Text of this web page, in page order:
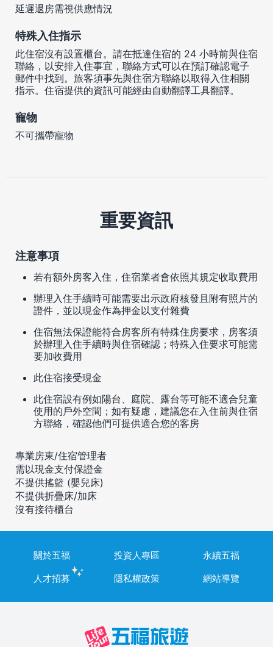
延遲退房需視供應情況
特殊入住指示
此住宿沒有設置櫃台。請在抵達住宿的 24 小時前與住宿
聯絡，以安排入住事宜，聯絡方式可以在預訂確認電子
郵件中找到。旅客須事先與住宿方聯絡以取得入住相關
指示。住宿提供的資訊可能經由自動翻譯工具翻譯。
寵物
不可攜帶寵物
重要資訊
注意事項
若有額外房客入住，住宿業者會依照其規定收取費用
辦理入住手續時可能需要出示政府核發且附有照片的
證件，並以現金作為押金以支付雜費
住宿無法保證能符合房客所有特殊住房要求，房客須
於辦理入住手續時與住宿確認；特殊入住要求可能需
要加收費用
此住宿接受現金
此住宿設有例如陽台、庭院、露台等可能不適合兒童
使用的戶外空間；如有疑慮，建議您在入住前與住宿
方聯絡，確認他們可提供適合您的客房
專業房東/住宿管理者
需以現金支付保證金
不提供搖籃 (嬰兒床)
不提供折疊床/加床
沒有接待櫃台
關於五福 投資人專區
永續五福
人才招募
隱私權政策 網站導覽